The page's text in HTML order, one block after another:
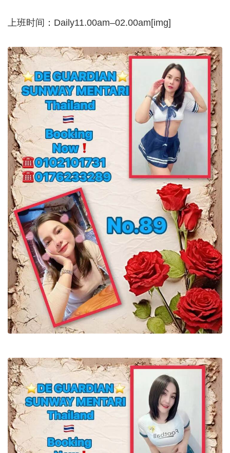
上班时间：Daily11.00am–02.00am[img]